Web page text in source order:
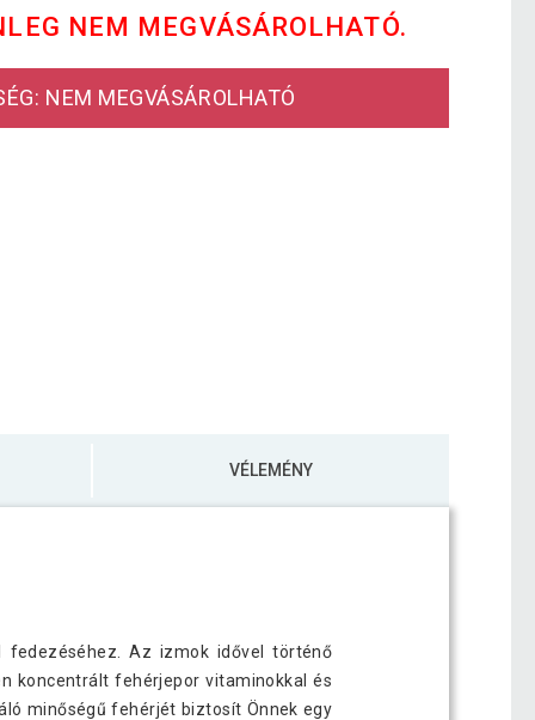
NEM MEGVÁSÁROLHATÓ.
NEM MEGVÁSÁROLHATÓ
VÉLEMÉNY
fedezéséhez. Az izmok idővel történő
koncentrált fehérjepor vitaminokkal és
minőségű fehérjét biztosít Önnek egy